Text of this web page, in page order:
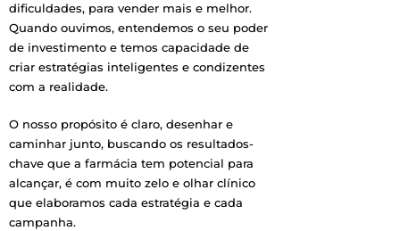
dificuldades, para vender mais e melhor.
Quando ouvimos, entendemos o seu poder
de investimento e temos capacidade de
criar estratégias inteligentes e condizentes
com a realidade.
O nosso propósito é claro, desenhar e
caminhar junto, buscando os resultados-
chave que a farmácia tem potencial para
alcançar, é com muito zelo e olhar clínico
que elaboramos cada estratégia e cada
campanha.